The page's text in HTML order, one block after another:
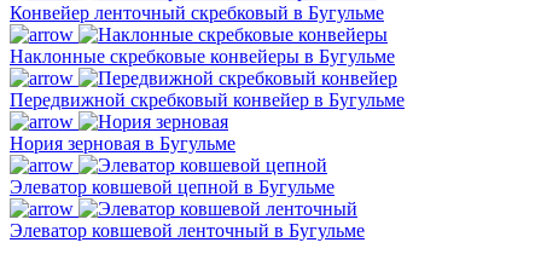
Конвейер ленточный скребковый в Бугульме
Наклонные скребковые конвейеры в Бугульме
Передвижной скребковый конвейер в Бугульме
Нория зерновая в Бугульме
Элеватор ковшевой цепной в Бугульме
Элеватор ковшевой ленточный в Бугульме